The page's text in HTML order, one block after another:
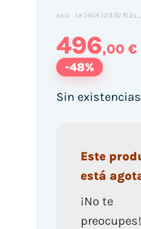
SKU:
496,00 €
-48%
Sin existencias
Este
está
¡No te
preocupes!